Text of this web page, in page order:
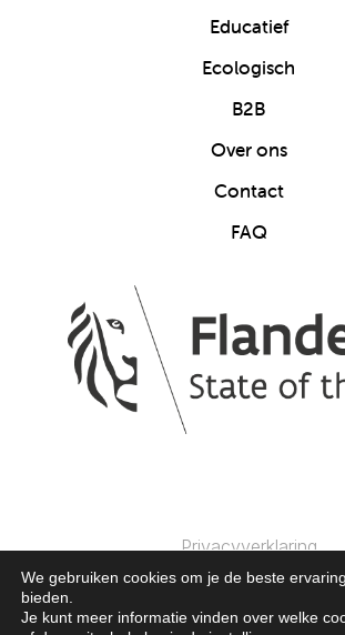
Educatief
Ecologisch
B2B
Over ons
Contact
FAQ
Privacyverklaring
© 2025 Clics Toys. Alle Rechten
We gebruiken cookies om je de beste
bieden.
Je kunt meer informatie vinden over welke